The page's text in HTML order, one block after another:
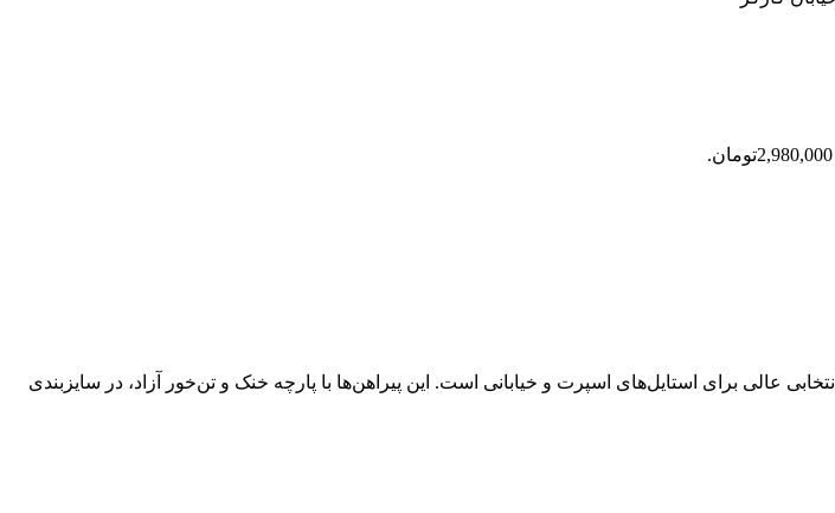
عالی برای استایل‌های اسپرت و خیابانی است. این پیراهن‌ها با پارچه خنک و تن‌خور آزاد، در سایزبندی